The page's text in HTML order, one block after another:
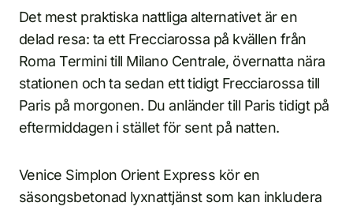
Det mest praktiska nattliga alternativet är en
delad resa: ta ett Frecciarossa på kvällen från
Roma Termini till Milano Centrale, övernatta nära
stationen och ta sedan ett tidigt Frecciarossa till
Paris på morgonen. Du anländer till Paris tidigt på
eftermiddagen i stället för sent på natten.
Venice Simplon Orient Express kör en
säsongsbetonad lyxnattjänst som kan inkludera